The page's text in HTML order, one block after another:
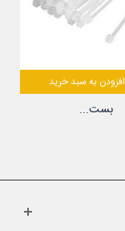
افزودن به سبد خرید
بست...